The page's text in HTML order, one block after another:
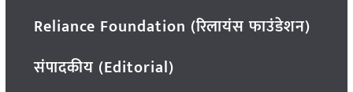
Reliance Foundation (रिलायंस फाउंडेशन)
संपादकीय (Editorial)